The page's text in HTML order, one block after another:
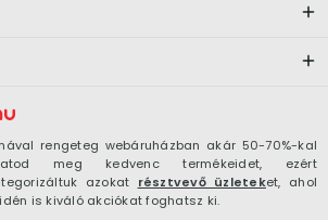
rengeteg webáruházban akár 50-70%-kal
meg kedvenc termékeidet, ezért
azokat résztvevő üzleteket, ahol
is kiváló akciókat foghatsz ki.